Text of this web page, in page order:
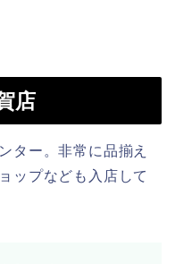
店
ター。非常に品揃え
ップなども入店して